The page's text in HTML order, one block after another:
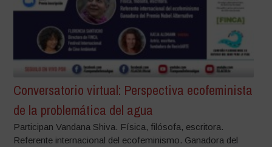
Conversatorio virtual: Perspectiva ecofeminista
de la problemática del agua
Participan Vandana Shiva. Física, filósofa, escritora.
Referente internacional del ecofeminismo. Ganadora del